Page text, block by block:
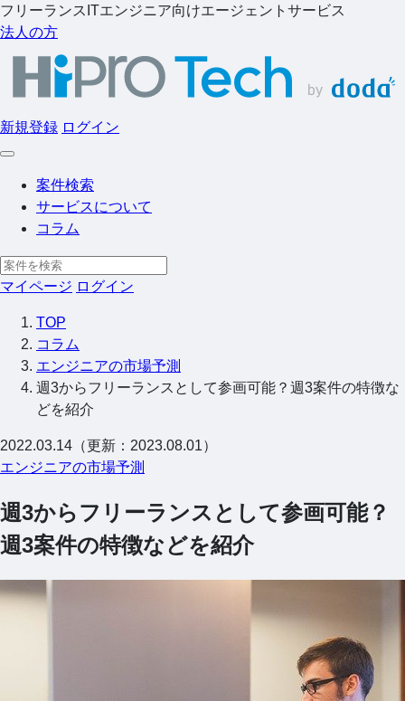
フリーランスITエンジニア向けエージェントサービス
法人の方
新規登録 ログイン
案件検索
サービスについて
コラム
マイページ ログイン
TOP
コラム
エンジニアの市場予測
週3からフリーランスとして参画可能？週3案件の特徴な
どを紹介
2022.03.14（更新：2023.08.01）
エンジニアの市場予測
週3からフリーランスとして参画可能？
週3案件の特徴などを紹介